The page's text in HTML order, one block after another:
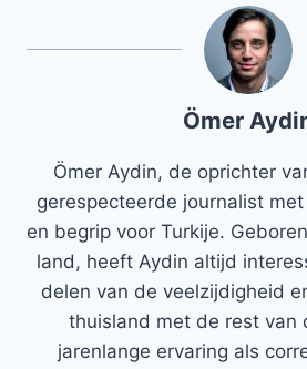
Ömer
Ömer Aydin, de oprichter
gerespecteerde journalist
en begrip voor Turkije.
land, heeft Aydin altijd
delen van de veelzijdigheid
thuisland met de rest van
jarenlange ervaring als